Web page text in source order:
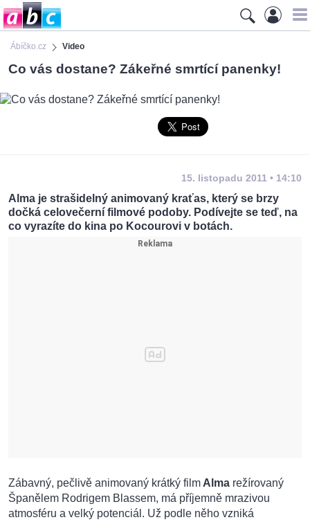
Ábíčko.cz Video
Co vás dostane? Zákeřné smrtící panenky!
15. listopadu 2011 • 14:10
Alma je strašidelný animovaný kraťas, který se brzy
dočká celovečerní filmové podoby. Podívejte se teď, na
co vyrazíte do kina po Kocourovi v botách.
Zábavný, pečlivě animovaný krátký film Alma režírovaný
Španělem Rodrigem Blassem, má příjemně mrazivou
atmosféru a velký potenciál. Už podle něho vzniká